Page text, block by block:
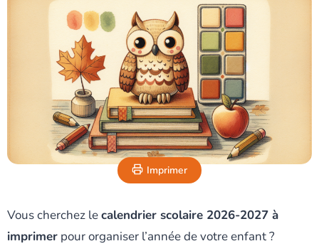
Imprimer
Vous cherchez lecalendrier scolaire 2026-2027 à
imprimer pour organiser l’année de votre enfant ?